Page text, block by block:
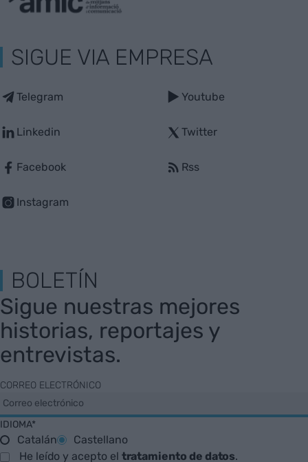
SIGUE VIA EMPRESA
Telegram
Linkedin
Facebook
Instagram
Youtube
Twitter
Rss
BOLETÍN
Sigue nuestras mejores
historias, reportajes y
entrevistas.
CORREO ELECTRÓNICO
IDIOMA*
Catalán
Castellano
He leído y acepto el tratamiento de datos.